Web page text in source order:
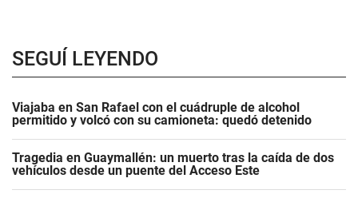
SEGUÍ LEYENDO
Viajaba en San Rafael con el cuádruple de alcohol
permitido y volcó con su camioneta: quedó detenido
Tragedia en Guaymallén: un muerto tras la caída de dos
vehículos desde un puente del Acceso Este